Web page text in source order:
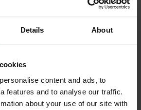
Details About
content and ads, to
features and to analyse our traffic.
about your use of our site with
für dich zu treffen.
ist auf eine schnelle und
pure:verb
hören deinem
analysieren es und fügen
Kompression, Limiting